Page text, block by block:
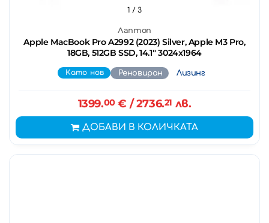
Лаптоп
Apple MacBook Pro A2992 (2023) Silver, Apple M3 Pro,
18GB, 512GB SSD, 14.1'' 3024x1964
1 / 3
Като нов Реновиран Лизинг
1399.00€ / 2736.21 лв.
ДОБАВИ В КОЛИЧКАТА